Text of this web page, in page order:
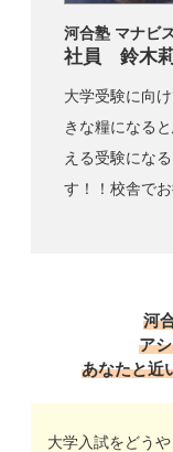
河合塾 マナビ
社員 鈴木
大学受験に向
きな糧になる
える受験にな
す！！校舎で
河
ア
あなたと近
大学入試をどう